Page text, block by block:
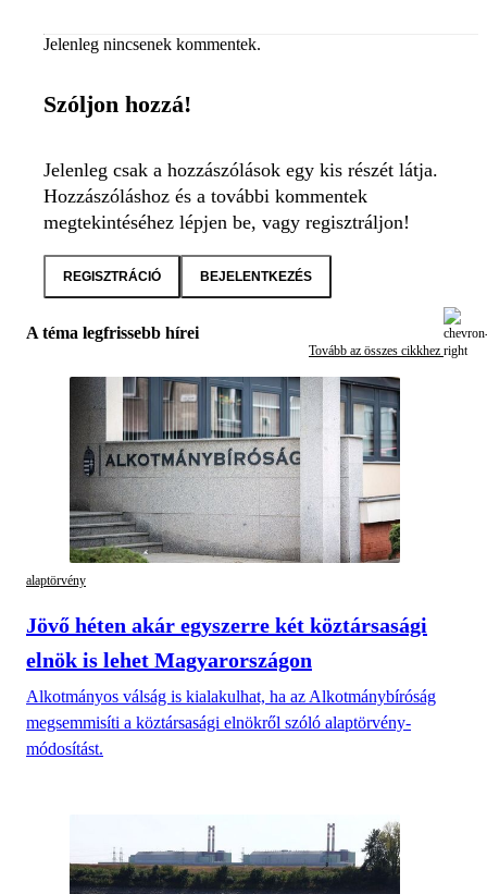
Jelenleg nincsenek kommentek.
Szóljon hozzá!
Jelenleg csak a hozzászólások egy kis részét látja.
Hozzászóláshoz és a további kommentek
megtekintéséhez lépjen be, vagy regisztráljon!
REGISZTRÁCIÓ BEJELENTKEZÉS
A téma legfrissebb hírei
Tovább az összes cikkhez
alaptörvény
Jövő héten akár egyszerre két köztársasági
elnök is lehet Magyarországon
Alkotmányos válság is kialakulhat, ha az Alkotmánybíróság
megsemmisíti a köztársasági elnökről szóló alaptörvény-
módosítást.